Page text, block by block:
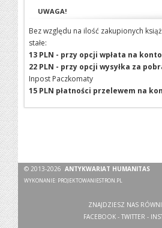
UWAGA!
Bez względu na ilość zakupionych
stałe:
13 PLN - przy opcji wpłata na konto
22 PLN - przy opcji wysyłka za
Inpost Paczkomaty
15 PLN płatności przelewem na
© 2013-2026ANTYKWARIAT HUMANITAS
WYKONANIE: PROJEKTOWANIESTRON.PL
ZNAJDZIESZ NAS
FACEBOOK - TWITTER -